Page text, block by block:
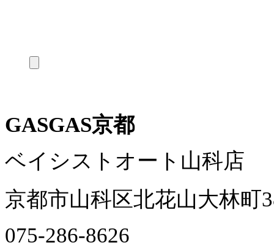
GASGAS京都
ベイシストオート山科店
京都市山科区北花山大林町
075-286-8626